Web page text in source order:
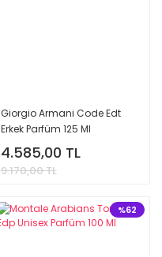
Giorgio Armani Code Edt
Erkek Parfüm 125 Ml
4.585,00 TL
9.170,00 TL
%62